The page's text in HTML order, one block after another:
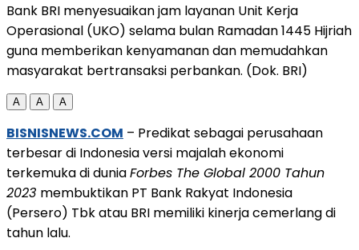
Bank BRI menyesuaikan jam layanan Unit Kerja
Operasional (UKO) selama bulan Ramadan 1445 Hijriah
guna memberikan kenyamanan dan memudahkan
masyarakat bertransaksi perbankan. (Dok. BRI)
A A A
BISNISNEWS.COM – Predikat sebagai perusahaan
terbesar di Indonesia versi majalah ekonomi
terkemuka di duniaForbes The Global 2000 Tahun
2023 membuktikan PT Bank Rakyat Indonesia
(Persero) Tbk atau BRI memiliki kinerja cemerlang di
tahun lalu.